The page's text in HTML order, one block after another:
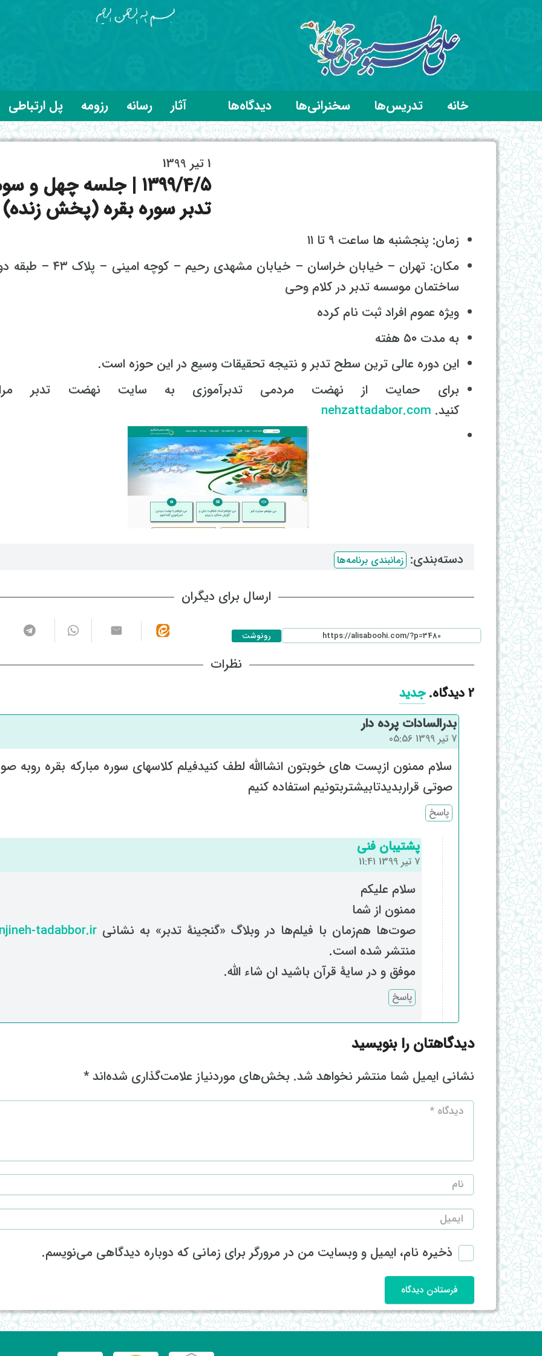
خانه تدریس‌ها سخنرانی‌ها دیدگاه‌ها آثار رسانه رزومه پل ارتباطی
1 تیر 1399
۱۳۹۹/4/5 | جلسه چهل و
تدبر سوره بقره (پخش زنده)
زمان: پنجشنبه ها ساعت ۹ تا ۱۱
مکان: تهران – خیابان خراسان – خیابان مشهدی رحیم –
ساختمان موسسه تدبر در کلام وحی
ویژه عموم افراد ثبت نام کرده
به مدت ۵۰ هفته
این دوره عالی ترین سطح تدبر و نتیجه تحقیقات وسیع در این حوزه است.
برای حمایت از نهضت مردمی تدبرآموزی به سایت نهضت تدبر
کنید. nehzattadabor.com
دسته‌بندی: ‌زمانبندی برنامه‌ها
ارسال برای دیگران
رونوشت
نظرات
2دیدگاه. جدید
بدرالسادات پرده دار
7 تیر 1399 05:56
سلام ممنون ازپست های خوبتون انشاالله لطف کنیدفیلم کلاسهای سوره مبارکه بقره روبه
صوتی قراربدیدتابیشتربتونیم استفاده کنیم
پاسخ
پشتیبان فنی
7 تیر 1399 11:41
سلام علیکم
ممنون از شما
صوت‌ها هم‌زمان با فیلم‌ها در وبلاگ «گنجینۀ تدبر» به نشانی tadabbor.ir
منتشر شده است.
موفق و در سایۀ قرآن باشید ان شاء الله.
پاسخ
دیدگاهتان را بنویسید
نشانی ایمیل شما منتشر نخواهد شد. بخش‌های موردنیاز علامت‌گذاری شده‌اند*
ذخیره نام، ایمیل و وبسایت من در مرورگر برای زمانی که دوباره دیدگاهی می‌نویسم.
فرستادن دیدگاه